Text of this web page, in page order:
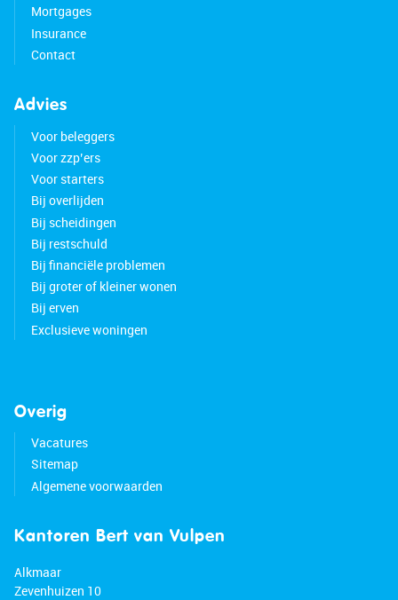
Mortgages
Insurance
Contact
Advies
Voor beleggers
Voor zzp’ers
Voor starters
Bij overlijden
Bij scheidingen
Bij restschuld
Bij financiële problemen
Bij groter of kleiner wonen
Bij erven
Exclusieve woningen
Overig
Vacatures
Sitemap
Algemene voorwaarden
Kantoren Bert van Vulpen
Alkmaar
Zevenhuizen 10